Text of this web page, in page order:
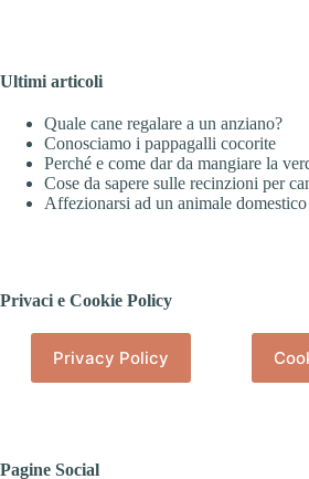
Ultimi articoli
Quale cane regalare a un anziano?
Conosciamo i pappagalli cocorite
Perché e come dar da mangiare la
Cose da sapere sulle recinzioni per
Affezionarsi ad un animale domestico
Privaci e Cookie Policy
Privacy Policy
Pagine Social